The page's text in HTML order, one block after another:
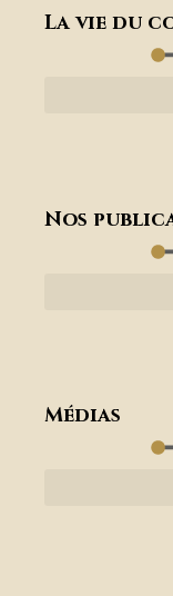
La vie du
Nos
Médias